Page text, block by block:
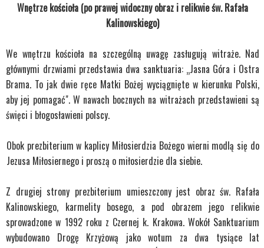
Wnętrze kościoła (po prawej widoczny obraz i relikwie św. Rafała
Kalinowskiego)
We wnętrzu kościoła na szczególną uwagę zasługują witraże. Nad
głównymi drzwiami przedstawia dwa sanktuaria: „Jasna Góra i Ostra
Brama. To jak dwie ręce Matki Bożej wyciągnięte w kierunku Polski,
aby jej pomagać". W nawach bocznych na witrażach przedstawieni są
święci i błogosławieni polscy.
Obok prezbiterium w kaplicy Miłosierdzia Bożego wierni modlą się do
Jezusa Miłosiernego i proszą o miłosierdzie dla siebie.
Z drugiej strony prezbiterium umieszczony jest obraz św. Rafała
Kalinowskiego, karmelity bosego, a pod obrazem jego relikwie
sprowadzone w 1992 roku z Czernej k. Krakowa. Wokół Sanktuarium
wybudowano Drogę Krzyżową jako wotum za dwa tysiące lat